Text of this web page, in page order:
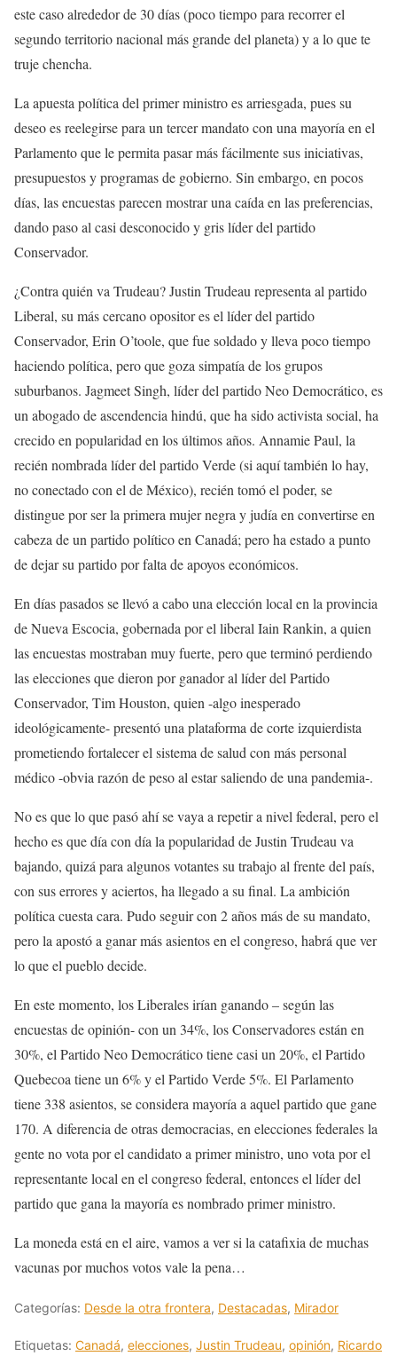
este caso alrededor de 30 días (poco tiempo para recorrer el
segundo territorio nacional más grande del planeta) y a lo que te
truje chencha.
La apuesta política del primer ministro es arriesgada, pues su
deseo es reelegirse para un tercer mandato con una mayoría en el
Parlamento que le permita pasar más fácilmente sus iniciativas,
presupuestos y programas de gobierno. Sin embargo, en pocos
días, las encuestas parecen mostrar una caída en las preferencias,
dando paso al casi desconocido y gris líder del partido
Conservador.
¿Contra quién va Trudeau? Justin Trudeau representa al partido
Liberal, su más cercano opositor es el líder del partido
Conservador, Erin O’toole, que fue soldado y lleva poco tiempo
haciendo política, pero que goza simpatía de los grupos
suburbanos. Jagmeet Singh, líder del partido Neo Democrático, es
un abogado de ascendencia hindú, que ha sido activista social, ha
crecido en popularidad en los últimos años. Annamie Paul, la
recién nombrada líder del partido Verde (si aquí también lo hay,
no conectado con el de México), recién tomó el poder, se
distingue por ser la primera mujer negra y judía en convertirse en
cabeza de un partido político en Canadá; pero ha estado a punto
de dejar su partido por falta de apoyos económicos.
En días pasados se llevó a cabo una elección local en la provincia
de Nueva Escocia, gobernada por el liberal Iain Rankin, a quien
las encuestas mostraban muy fuerte, pero que terminó perdiendo
las elecciones que dieron por ganador al líder del Partido
Conservador, Tim Houston, quien -algo inesperado
ideológicamente- presentó una plataforma de corte izquierdista
prometiendo fortalecer el sistema de salud con más personal
médico -obvia razón de peso al estar saliendo de una pandemia-.
No es que lo que pasó ahí se vaya a repetir a nivel federal, pero el
hecho es que día con día la popularidad de Justin Trudeau va
bajando, quizá para algunos votantes su trabajo al frente del país,
con sus errores y aciertos, ha llegado a su final. La ambición
política cuesta cara. Pudo seguir con 2 años más de su mandato,
pero la apostó a ganar más asientos en el congreso, habrá que ver
lo que el pueblo decide.
En este momento, los Liberales irían ganando – según las
encuestas de opinión- con un 34%, los Conservadores están en
30%, el Partido Neo Democrático tiene casi un 20%, el Partido
Quebecoa tiene un 6% y el Partido Verde 5%. El Parlamento
tiene 338 asientos, se considera mayoría a aquel partido que gane
170. A diferencia de otras democracias, en elecciones federales la
gente no vota por el candidato a primer ministro, uno vota por el
representante local en el congreso federal, entonces el líder del
partido que gana la mayoría es nombrado primer ministro.
La moneda está en el aire, vamos a ver si la catafixia de muchas
vacunas por muchos votos vale la pena…
Categorías: Desde la otra frontera, Destacadas, Mirador
Etiquetas: Canadá, elecciones, Justin Trudeau, opinión, Ricardo